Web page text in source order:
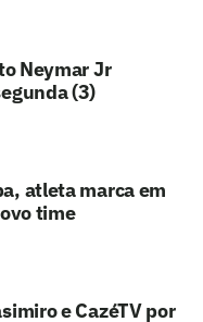
Neymar Jr
(3)
atleta marca em
time
e CazéTV por